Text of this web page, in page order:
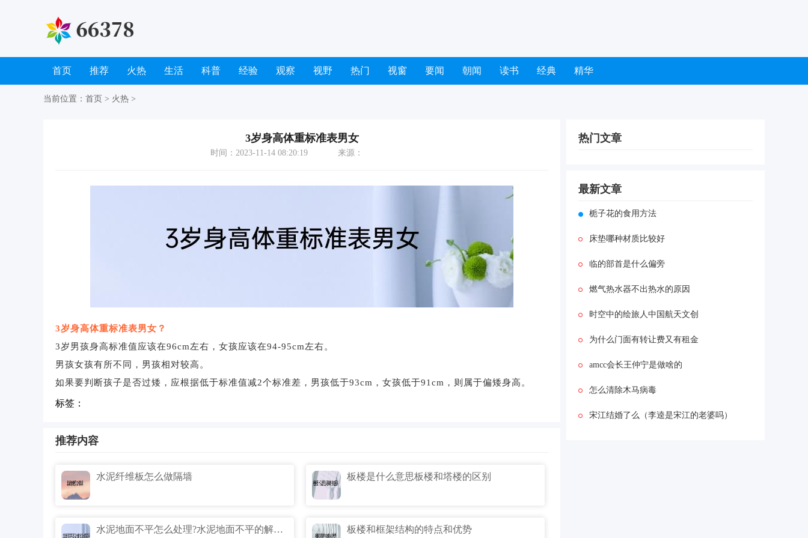
首页 推荐 火热 生活 科普 经验 观察 视野 热门 视窗 要闻 朝闻 读书 经典 精华
当前位置： 首页 > 火热 >
3岁身高体重标准表男女
时间：2023-11-14 08:20:19 来源：
3岁身高体重标准表男女？
3岁男孩身高标准值应该在96cm左右，女孩应该在94-95cm左右。
男孩女孩有所不同，男孩相对较高。
如果要判断孩子是否过矮，应根据低于标准值减2个标准差，男孩低于93cm，女孩低于91cm，则属于偏矮身高。
标签：
推荐内容
水泥纤维板怎么做隔墙 板楼是什么意思板楼和塔楼的区别
水泥地面不平怎么处理?水泥地面不平的解决方法都包括哪些? 板楼和框架结构的特点和优势
热门文章
最新文章
栀子花的食用方法
床垫哪种材质比较好
临的部首是什么偏旁
燃气热水器不出热水的原因
时空中的绘旅人中国航天文创
为什么门面有转让费又有租金
amcc会长王仲宁是做啥的
怎么清除木马病毒
宋江结婚了么（李逵是宋江的老婆吗）